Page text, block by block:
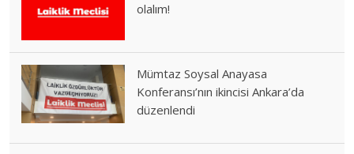
olalım!
Mümtaz Soysal Anayasa
Konferansı’nın ikincisi Ankara’da
düzenlendi